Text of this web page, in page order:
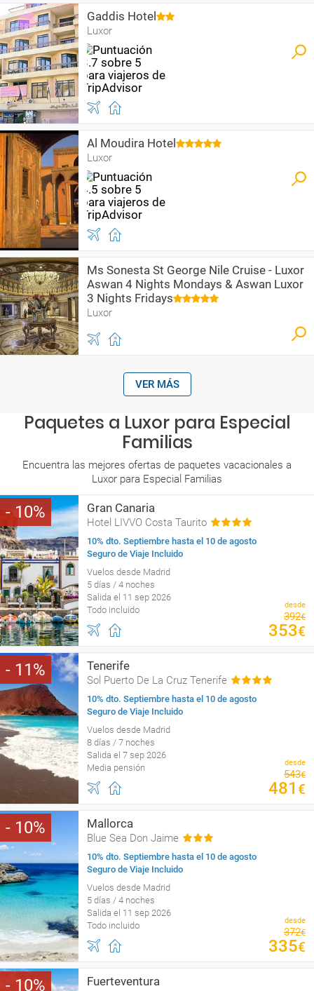
Gaddis Hotel
Luxor
Al Moudira Hotel
Luxor
Ms Sonesta St George Nile Cruise - Luxor
Aswan 4 Nights Mondays & Aswan Luxor
3 Nights Fridays
Luxor
VER MÁS
Paquetes a Luxor para Especial
Familias
Encuentra las mejores ofertas de paquetes vacacionales a
Luxor para Especial Familias
10 Gran Canaria
Hotel LIVVO Costa Taurito
10% dto. Septiembre hasta el 10 de agosto
Seguro de Viaje Incluido
Vuelos desde Madrid
5 días / 4 noches
Salida el 11 sep 2026
Todo incluido
desde
392€
353€
11 Tenerife
Sol Puerto De La Cruz Tenerife
10% dto. Septiembre hasta el 10 de agosto
Seguro de Viaje Incluido
Vuelos desde Madrid
8 días / 7 noches
Salida el 7 sep 2026
Media pensión
desde
543€
481 €
10 Mallorca
Blue Sea Don Jaime
10% dto. Septiembre hasta el 10 de agosto
Seguro de Viaje Incluido
Vuelos desde Madrid
5 días / 4 noches
Salida el 11 sep 2026
Todo incluido
desde
372€
335€
10 Fuerteventura